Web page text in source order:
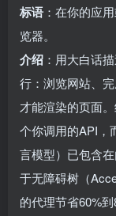
标语 ：在你的应
览器。
介绍 ：用大白话
行：浏览网站、
才能渲染的页面
个你调用的API，
言模型）已包含
于无障碍树（
的代理节省60%